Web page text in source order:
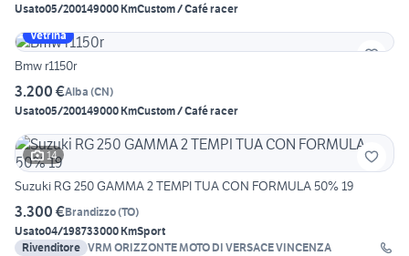
Usato05/200149000 KmCustom / Café racer
Vetrina
Bmw r1150r
3.200 €Alba (CN)
Usato05/200149000 KmCustom / Café racer
14
Suzuki RG 250 GAMMA 2 TEMPI TUA CON FORMULA 50% 19
3.300 €Brandizzo(TO)
Usato04/198733000 KmSport
Rivenditore VRM ORIZZONTE MOTO DI VERSACE VINCENZA